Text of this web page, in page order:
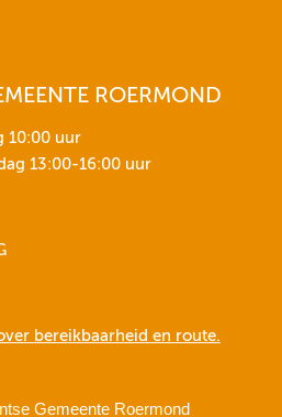
ROERMOND
10:00 uur
13:00-16:00 uur
bereikbaarheid en route.
Gemeente Roermond